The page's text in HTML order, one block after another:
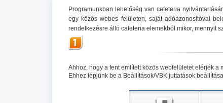
Programunkban lehetőség van cafeteria
egy közös webes felületen, saját adóazonosítóval
rendelkezésre álló cafeteria elemekből mikor, mennyit
Ahhoz, hogy a fent említett közös webfelületet elérjék
Ehhez lépjünk be a Beállítások/VBK juttatások